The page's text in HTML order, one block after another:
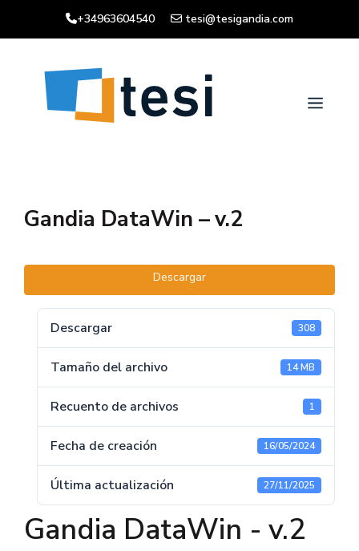
+34963604540 tesi@tesigandia.com
Menú
Gandia DataWin – v.2
Descargar
Descargar 308
Tamaño del archivo 14 MB
Recuento de archivos 1
Fecha de creación 16/05/2024
Última actualización 27/11/2025
Gandia DataWin - v.2